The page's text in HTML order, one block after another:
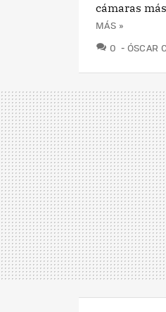
cámaras
MÁS »
0
ÓSCAR